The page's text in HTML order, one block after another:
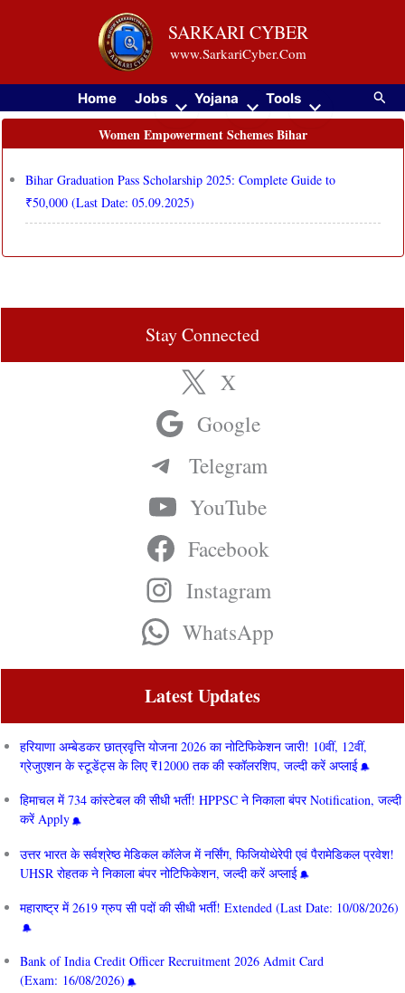
SARKARI CYBER
www.SarkariCyber.Com
Home Jobs Yojana Tools
Women Empowerment Schemes Bihar
Bihar Graduation Pass Scholarship 2025: Complete Guide to
₹50,000 (Last Date: 05.09.2025)
Stay Connected
X
Google
Telegram
YouTube
Facebook
Instagram
WhatsApp
Latest Updates
हरियाणा अम्बेडकर छात्रवृत्ति योजना 2026 का नोटिफिकेशन जारी! 10वीं, 12वीं,
ग्रेजुएशन के स्टूडेंट्स के लिए ₹12000 तक की स्कॉलरशिप, जल्दी करें अप्लाई
हिमाचल में 734 कांस्टेबल की सीधी भर्ती! HPPSC ने निकाला बंपर Notification, जल्दी
करें Apply
उत्तर भारत के सर्वश्रेष्ठ मेडिकल कॉलेज में नर्सिंग, फिजियोथेरेपी एवं पैरामेडिकल प्रवेश!
UHSR रोहतक ने निकाला बंपर नोटिफिकेशन, जल्दी करें अप्लाई
महाराष्ट्र में 2619 ग्रुप सी पदों की सीधी भर्ती! Extended (Last Date: 10/08/2026)
Bank of India Credit Officer Recruitment 2026 Admit Card
(Exam: 16/08/2026)